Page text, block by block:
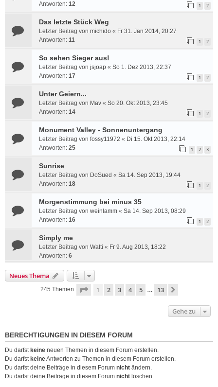
Antworten: 12 1 2
Das letzte Stück Weg
Letzter Beitrag von michido « Fr 31. Jan 2014, 20:27
Antworten: 11 1 2
So sehen Sieger aus!
Letzter Beitrag von jsjoap « So 1. Dez 2013, 22:37
Antworten: 17 1 2
Unter Geiern...
Letzter Beitrag von Mav « So 20. Okt 2013, 23:45
Antworten: 14 1 2
Monument Valley - Sonnenuntergang
Letzter Beitrag von fossy11972 « Di 15. Okt 2013, 22:14
Antworten: 25 1 2 3
Sunrise
Letzter Beitrag von DoSued « Sa 14. Sep 2013, 19:44
Antworten: 18 1 2
Morgenstimmung bei minus 35
Letzter Beitrag von weinlamm « Sa 14. Sep 2013, 08:29
Antworten: 16 1 2
Simply me
Letzter Beitrag von Walti « Fr 9. Aug 2013, 18:22
Antworten: 6
Neues Thema
245 Themen Seite 1von 13
1 2 3 4 5 … 13
Gehe zu
BERECHTIGUNGEN IN DIESEM FORUM
Du darfst keine neuen Themen in diesem Forum erstellen.
Du darfst keineAntworten zu Themen in diesem Forum erstellen.
Du darfst deine Beiträge in diesem Forum nicht ändern.
Du darfst deine Beiträge in diesem Forum nicht löschen.